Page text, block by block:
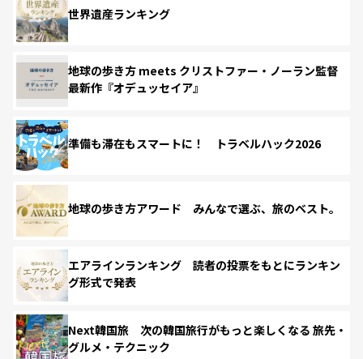
世界遺産ランキング
地球の歩き方 meets クリストファー・ノーラン監督
最新作『オデュッセイア』
準備も滞在もスマートに！ トラベルハック2026
地球の歩き方アワード みんなで選ぶ、旅のベスト。
エアラインランキング 読者の投票をもとにランキン
グ形式で発表
Next韓国旅 次の韓国旅行がもっと楽しくなる 旅先・
グルメ・テクニック